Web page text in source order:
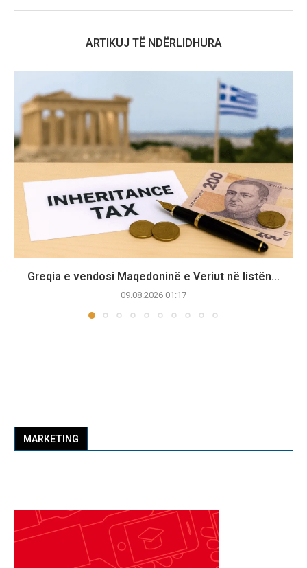
ARTIKUJ TË NDËRLIDHURA
Greqia e vendosi Maqedoninë e Veriut në listën...
09.08.2026 01:17
MARKETING